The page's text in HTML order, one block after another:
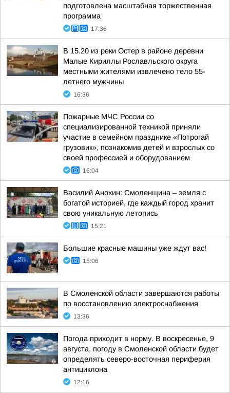
подготовлена масштабная торжественная
программа
17:36
В 15.20 из реки Остер в районе деревни
Малые Кириллы Рославльского округа
местными жителями извлечено тело 55-
летнего мужчины
16:36
Пожарные МЧС России со
специализированной техникой приняли
участие в семейном празднике «Потрогай
грузовик», познакомив детей и взрослых со
своей профессией и оборудованием
16:04
Василий Анохин: Смоленщина – земля с
богатой историей, где каждый город хранит
свою уникальную летопись
15:21
Большие красные машины уже ждут вас!
15:06
В Смоленской области завершаются работы
по восстановлению электроснабжения
13:36
Погода приходит в норму. В воскресенье, 9
августа, погоду в Смоленской области будет
определять северо-восточная периферия
антициклона
12:16